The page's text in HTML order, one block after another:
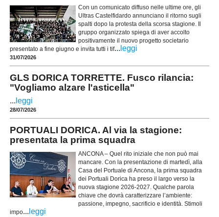
Con un comunicato diffuso nelle ultime ore, gli
Ultras Castelfidardo annunciano il ritorno sugli
spalti dopo la protesta della scorsa stagione. Il
gruppo organizzato spiega di aver accolto
positivamente il nuovo progetto societario
presentato a fine giugno e invita tutti i tif... leggi
31/07/2026
GLS DORICA TORRETTE. Fusco rilancia:
"Vogliamo alzare l'asticella"
... leggi
28/07/2026
PORTUALI DORICA. Al via la stagione:
presentata la prima squadra
ANCONA – Quel rito iniziale che non può mai
mancare. Con la presentazione di martedì, alla
Casa del Portuale di Ancona, la prima squadra
dei Portuali Dorica ha preso il largo verso la
nuova stagione 2026-2027. Qualche parola
chiave che dovrà caratterizzare l’ambiente:
passione, impegno, sacrificio e identità. Stimoli
impo... leggi